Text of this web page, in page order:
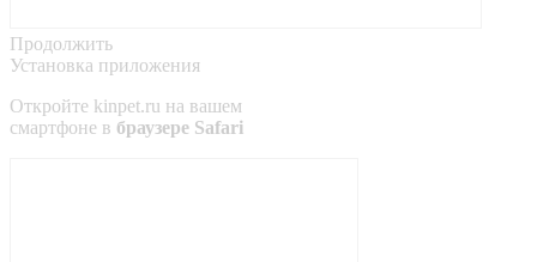
Продолжить
Установка приложения
Откройте kinpet.ru на вашем
смартфоне в браузере Safari